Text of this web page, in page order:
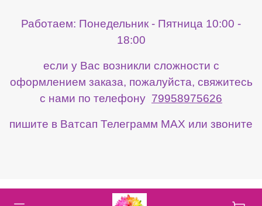
Работаем: Понедельник - Пятница 10:00 -
18:00
если у Вас возникли сложности с
оформлением заказа, пожалуйста, свяжитесь
с нами по телефону 79958975626
пишите в Ватсап Телеграмм МАХ или звоните